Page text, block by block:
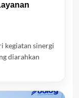
kegiatan sinergi
diarahkan